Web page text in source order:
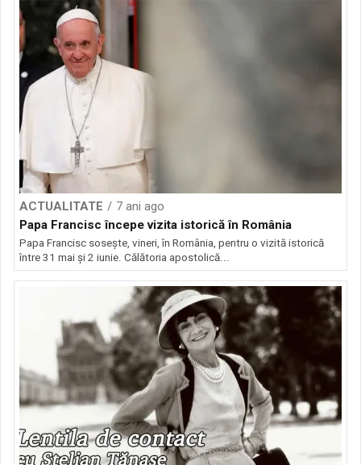
ACTUALITATE
7 ani ago
Papa Francisc începe vizita istorică în România
Papa Francisc sosește, vineri, în România, pentru o vizită istorică
între 31 mai şi 2 iunie. Călătoria apostolică...